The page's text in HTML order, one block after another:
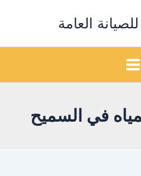
العامة
في السميح